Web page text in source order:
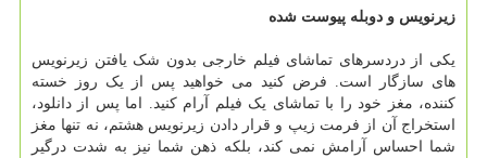
زیرنویس و دوبله پیوست شده
یکی از دردسرهای تماشای فیلم خارجی بدون شک یافتن زیرنویس
های سازگار است. فرض کنید می خواهید پس از یک روز خسته
کننده، مغز خود را با تماشای یک فیلم آرام کنید. اما پس از دانلود،
استخراج آن از فرمت زیپ و قرار دادن زیرنویس هشتم، نه تنها مغز
شما احساس آرامش نمی کند، بلکه ذهن شما نیز به شدت درگیر